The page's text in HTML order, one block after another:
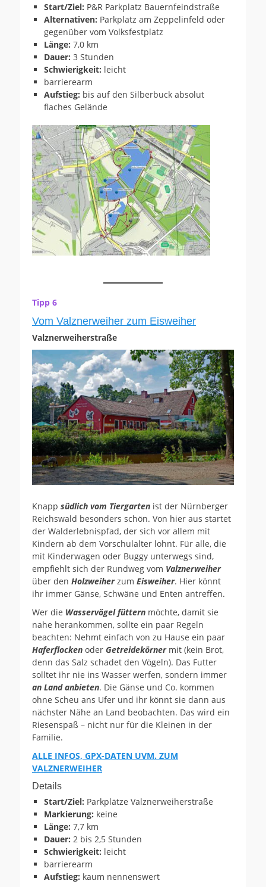
Start/Ziel: P&R Parkplatz Bauernfeindstraße
Alternativen: Parkplatz am Zeppelinfeld oder
gegenüber vom Volksfestplatz
Länge: 7,0 km
Dauer: 3 Stunden
Schwierigkeit: leicht
barrierearm
Aufstieg: bis auf den Silberbuck absolut
flaches Gelände
Tipp 6
Vom Valznerweiher zum Eisweiher
Valznerweiherstraße
Knapp südlich vom Tiergarten ist der Nürnberger
Reichswald besonders schön. Von hier aus startet
der Walderlebnispfad, der sich vor allem mit
Kindern ab dem Vorschulalter lohnt. Für alle, die
mit Kinderwagen oder Buggy unterwegs sind,
empfiehlt sich der Rundweg vom Valznerweiher
über den Holzweiherzum Eisweiher. Hier könnt
ihr immer Gänse, Schwäne und Enten antreffen.
Wer die Wasservögel füttern möchte, damit sie
nahe herankommen, sollte ein paar Regeln
beachten: Nehmt einfach von zu Hause ein paar
Haferflocken oder Getreidekörnermit (kein Brot,
denn das Salz schadet den Vögeln). Das Futter
solltet ihr nie ins Wasser werfen, sondern immer
an Land anbieten. Die Gänse und Co. kommen
ohne Scheu ans Ufer und ihr könnt sie dann aus
nächster Nähe an Land beobachten. Das wird ein
Riesenspaß – nicht nur für die Kleinen in der
Familie.
ALLE INFOS, GPX-DATEN UVM. ZUM
VALZNERWEIHER
Details
Start/Ziel: Parkplätze Valznerweiherstraße
Markierung: keine
Länge: 7,7 km
Dauer: 2 bis 2,5 Stunden
Schwierigkeit: leicht
barrierearm
Aufstieg: kaum nennenswert